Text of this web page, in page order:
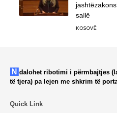
sallë
KOSOVË
Ndalohet ribotimi i përmbajtjes (lajmeve dhe të gjitha shkrimeve
të tjera) pa lejen me shkrim të
Quick Link